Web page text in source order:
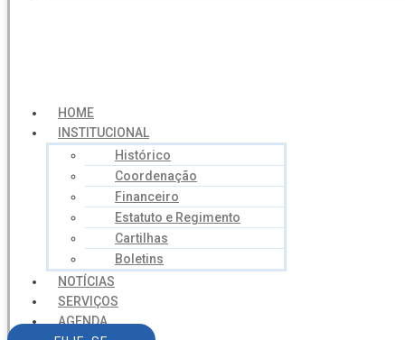
HOME
INSTITUCIONAL
Histórico
Coordenação
Financeiro
Estatuto e Regimento
Cartilhas
Boletins
NOTÍCIAS
SERVIÇOS
AGENDA